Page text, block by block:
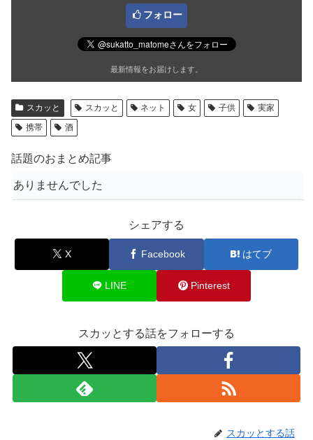
フォロー
最新情報をお届けします。
スカッと スカッと ネット 女 子供
実家
携帯
酒
話題のおまとめ記事
ありませんでした
シェアする
X Facebook はてブ
LINE Pinterest
スカッとする話をフォローする
スカッとする話